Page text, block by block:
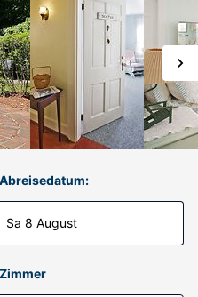
Abreisedatum:
Sa 8 August
Zimmer